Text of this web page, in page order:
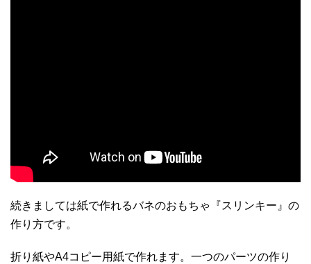
続きましては紙で作れるバネのおもちゃ『スリンキー』の
作り方です。
折り紙やA4コピー用紙で作れます。一つのパーツの作り